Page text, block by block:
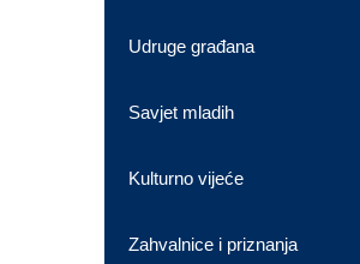
Udruge građana
Savjet mladih
Kulturno vijeće
Zahvalnice i priznanja